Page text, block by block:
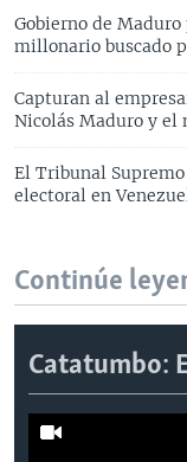
Gobierno de
millonario buscado
Capturan al
Nicolás Maduro y el
El Tribunal
electoral en
Continúe
Catatumbo: